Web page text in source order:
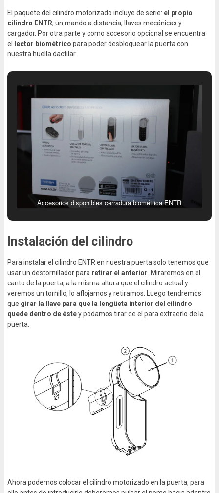
El paquete del cilindro motorizado incluye de serie: el propio
cilindro ENTR, un mando a distancia, llaves mecánicas y
cargador. Por otra parte y como accesorio opcional se encuentra
el
lector biométrico para poder desbloquear la puerta con
nuestra huella dactilar.
Accesorios disponibles cerradura biométrica ENTR
Instalación del cilindro
Para instalar el cilindro ENTR en nuestra puerta solo tenemos que
usar un destornillador para retirar el anterior. Miraremos en el
canto de la puerta, a la misma altura que el cilindro actual y
veremos un tornillo, lo aflojamos y retiramos. Luego tendremos
que girar la llave para que la lengüeta interior del cilindro
quede dentro de éstey podamos tirar de el para extraerlo de la
puerta.
Ahora podemos colocar el cilindro motorizado en la puerta, para